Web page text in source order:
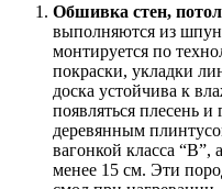
Обшивка стен,
выполняются из
монтируется по
покраски, укладки
доска устойчива к
появляться плесень
деревянным
вагонкой класса
менее 15 см. Эти